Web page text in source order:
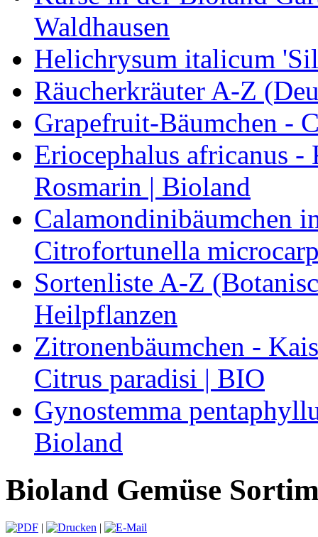
Waldhausen
Helichrysum italicum
Räucherkräuter A-Z
Grapefruit-Bäumchen -
Eriocephalus africanus
Rosmarin | Bioland
Calamondinibäumchen
Citrofortunella
Sortenliste A-Z
Heilpflanzen
Zitronenbäumchen -
Citrus paradisi | BIO
Gynostemma
Bioland
Bioland Gemüse
| |